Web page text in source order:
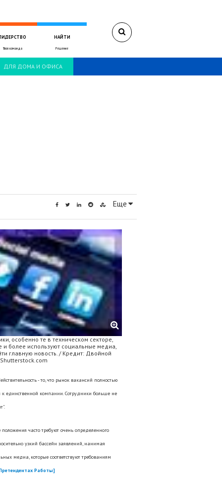
Твоя команда
НАЙТИ
Решение
ДЛЯ ДОМА И ОФИСА
Еще
особенно те в техническом секторе,
и более используют социальные медиа,
главную новость. / Кредит: Двойной
- то, что рынок вакансий полностью
к единственной компании. Сотрудники больше не
часто требуют очень определенного
узкий бассейн заявлений, нанимая
медиа, которые соответствуют требованиям
Работы]